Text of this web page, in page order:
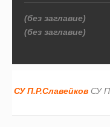
(без заглавие)
(без заглавие)
СУ П.Р.Славейков СУ